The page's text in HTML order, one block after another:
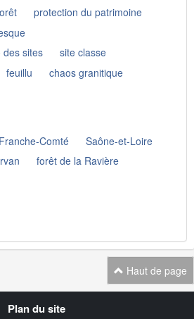
protection du patrimoine
des sites
site classe
feuillu
chaos granitique
Comté
Saône-et-Loire
forêt de la Ravière
Haut de page
Plan du site